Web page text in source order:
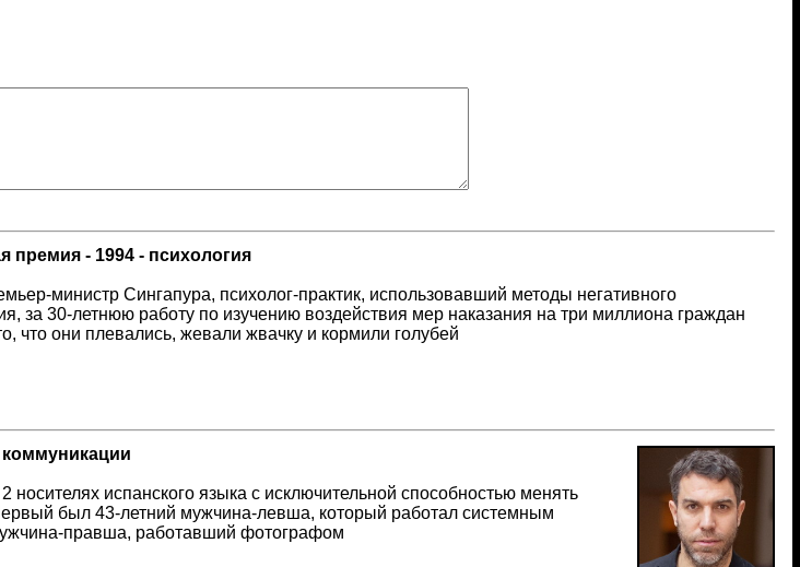
премия - 1994 - психология
министр Сингапура, психолог-практик, использовавший методы негативного
за 30-летнюю работу по изучению воздействия мер наказания на три миллиона граждан
что они плевались, жевали жвачку и кормили голубей
носителях испанского языка с исключительной способностью менять
был 43-летний мужчина-левша, который работал системным
правша, работавший фотографом